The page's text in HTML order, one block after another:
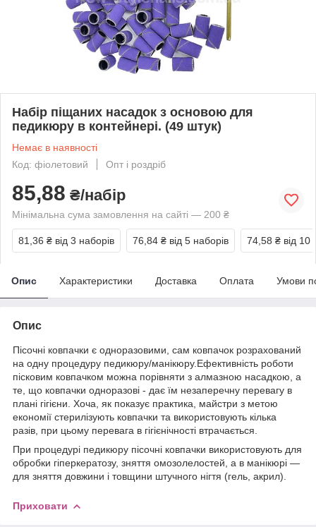
Набір піщаних насадок з основою для
педикюру в контейнері. (49 штук)
Немає в наявності
Код: фіолетовий
Опт і роздріб
85,88 ₴/набір
Мінімальна сума замовлення на сайті — 200 ₴
81,36 ₴ від 3 наборів 76,84 ₴ від 5 наборів 74,58 ₴ від 10
Опис Характеристики Доставка Оплата Умови
Опис
Пісочні ковпачки є одноразовими, сам ковпачок розрахований
на одну процедуру педикюру/манікюру.Ефективність роботи
пісковим ковпачком можна порівняти з алмазною насадкою, а
те, що ковпачки одноразові - дає їм незаперечну перевагу в
плані гігієни. Хоча, як показує практика, майстри з метою
економії стерилізують ковпачки та використовують кілька
разів, при цьому перевага в гігієнічності втрачається.
При процедурі педикюру пісочні ковпачки використовують для
обробки гіперкератозу, зняття омозолелостей, а в манікюрі —
для зняття довжини і товщини штучного нігтя (гель, акрил).
Приховати